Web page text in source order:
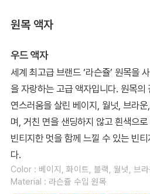
원목 액자
우드 액자
세계 최고급 브랜드 ‘라슨쥴’ 원목을
을 자랑하는 고급 액자입니다. 원목의
연스러움을 살린 베이지, 월넛, 브라
며, 거친 면을 샌딩하지 않고 흰색으
빈티지한 멋을 함께 느낄 수 있는 빈
다.
Color : 베이지, 화이트, 블랙, 월넛, 브
Material : 라슨쥴 수입 원목